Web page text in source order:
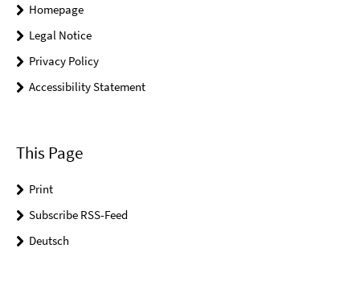
Homepage
Legal Notice
Privacy Policy
Accessibility Statement
This Page
Print
Subscribe RSS-Feed
Deutsch